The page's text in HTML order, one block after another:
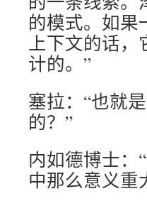
的模式。如果
上下文的话，
计的。”
塞拉：“也就
的？”
内如德博士：
中那么意义重